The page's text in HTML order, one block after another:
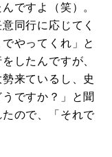
ですよ（笑）。
同行に応じてく
やってくれ」と
したんですが、
来ているし、史
ですか？」と聞
ので、「それで